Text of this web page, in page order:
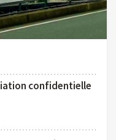
confidentielle